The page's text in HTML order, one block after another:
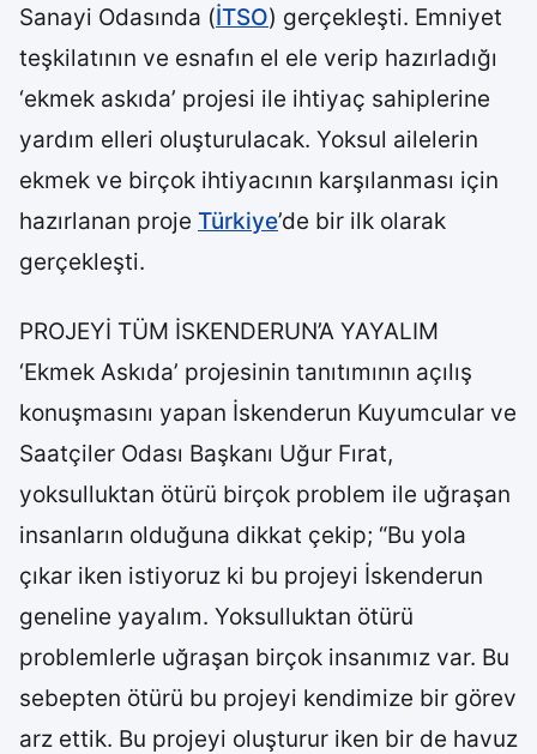
Sanayi Odasında (İTSO) gerçekleşti. Emniyet
teşkilatının ve esnafın el ele verip hazırladığı
‘ekmek askıda’ projesi ile ihtiyaç sahiplerine
yardım elleri oluşturulacak. Yoksul ailelerin
ekmek ve birçok ihtiyacının karşılanması için
hazırlanan proje Türkiye’de bir ilk olarak
gerçekleşti.
PROJEYİ TÜM İSKENDERUN’A YAYALIM
‘Ekmek Askıda’ projesinin tanıtımının açılış
konuşmasını yapan İskenderun Kuyumcular ve
Saatçiler Odası Başkanı Uğur Fırat,
yoksulluktan ötürü birçok problem ile uğraşan
insanların olduğuna dikkat çekip; “Bu yola
çıkar iken istiyoruz ki bu projeyi İskenderun
geneline yayalım. Yoksulluktan ötürü
problemlerle uğraşan birçok insanımız var. Bu
sebepten ötürü bu projeyi kendimize bir görev
arz ettik. Bu projeyi oluşturur iken bir de havuz